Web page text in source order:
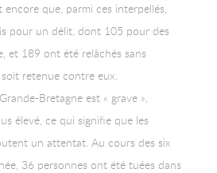
que, parmi ces interpellés,
pour un délit, dont 105 pour des
et 189 ont été relâchés sans
retenue contre eux.
Bretagne est « grave »,
élevé, ce qui signifie que les
un attentat. Au cours des six
36 personnes ont été tuées dans